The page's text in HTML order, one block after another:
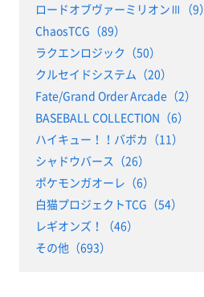
ロードオブヴァーミリオンⅢ（9）
ChaosTCG（89）
ラクエンロジック（50）
クルセイドシステム（20）
Fate/Grand Order Arcade（2）
BASEBALL COLLECTION（6）
ハイキュー！！バボカ（11）
シャドウバース（26）
ポケモンガオーレ（6）
白猫プロジェクトTCG（54）
レギオンズ！（46）
その他（693）